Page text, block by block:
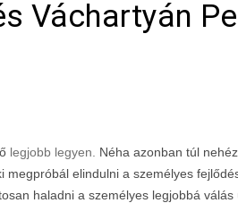
Váchartyán
legjobb legyen.
Néha azonban túl
megpróbál elindulni a személyes
haladni a személyes legjobbá válás